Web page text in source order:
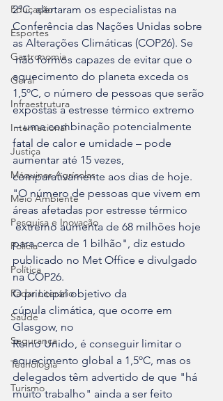
Educação
Esportes
Gastronomia
Geral
Infraestrutura
Internacional
Justiça
Máquinas Agrícolas
Meio Ambiente
Pesquisa e Inovação
Polícia
Política
Radar Literário
Saúde
Segurança
Tecnologia
Turismo
2ºC, alertaram os especialistas na
Conferência das Nações Unidas sobre
as Alterações Climáticas (COP26). Se
não formos capazes de evitar que o
aquecimento do planeta exceda os
1,5ºC, o número de pessoas que serão
expostas a estresse térmico extremo
– uma combinação potencialmente
fatal de calor e umidade – pode
aumentar até 15 vezes,
comparativamente aos dias de hoje.
"O número de pessoas que vivem em
áreas afetadas por estresse térmico
extremo aumenta de 68 milhões hoje
para cerca de 1 bilhão", diz estudo
publicado no Met Office e divulgado
na COP26.
O principal objetivo da
cúpula climática, que ocorre em
Glasgow, no
Reino Unido, é conseguir limitar o
aquecimento global a 1,5ºC, mas os
delegados têm advertido de que "há
muito trabalho" ainda a ser feito